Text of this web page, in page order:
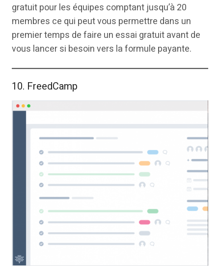
gratuit pour les équipes comptant jusqu’à 20
membres ce qui peut vous permettre dans un
premier temps de faire un essai gratuit avant de
vous lancer si besoin vers la formule payante.
10. FreedCamp